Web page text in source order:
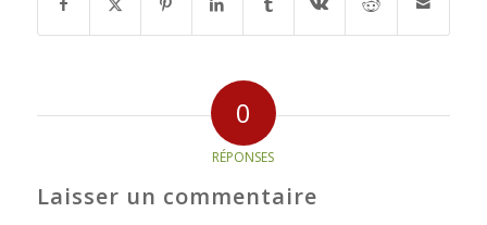
0
RÉPONSES
Laisser un commentaire